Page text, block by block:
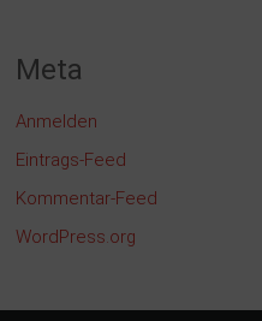
Meta
Anmelden
Eintrags-Feed
Kommentar-Feed
WordPress.org